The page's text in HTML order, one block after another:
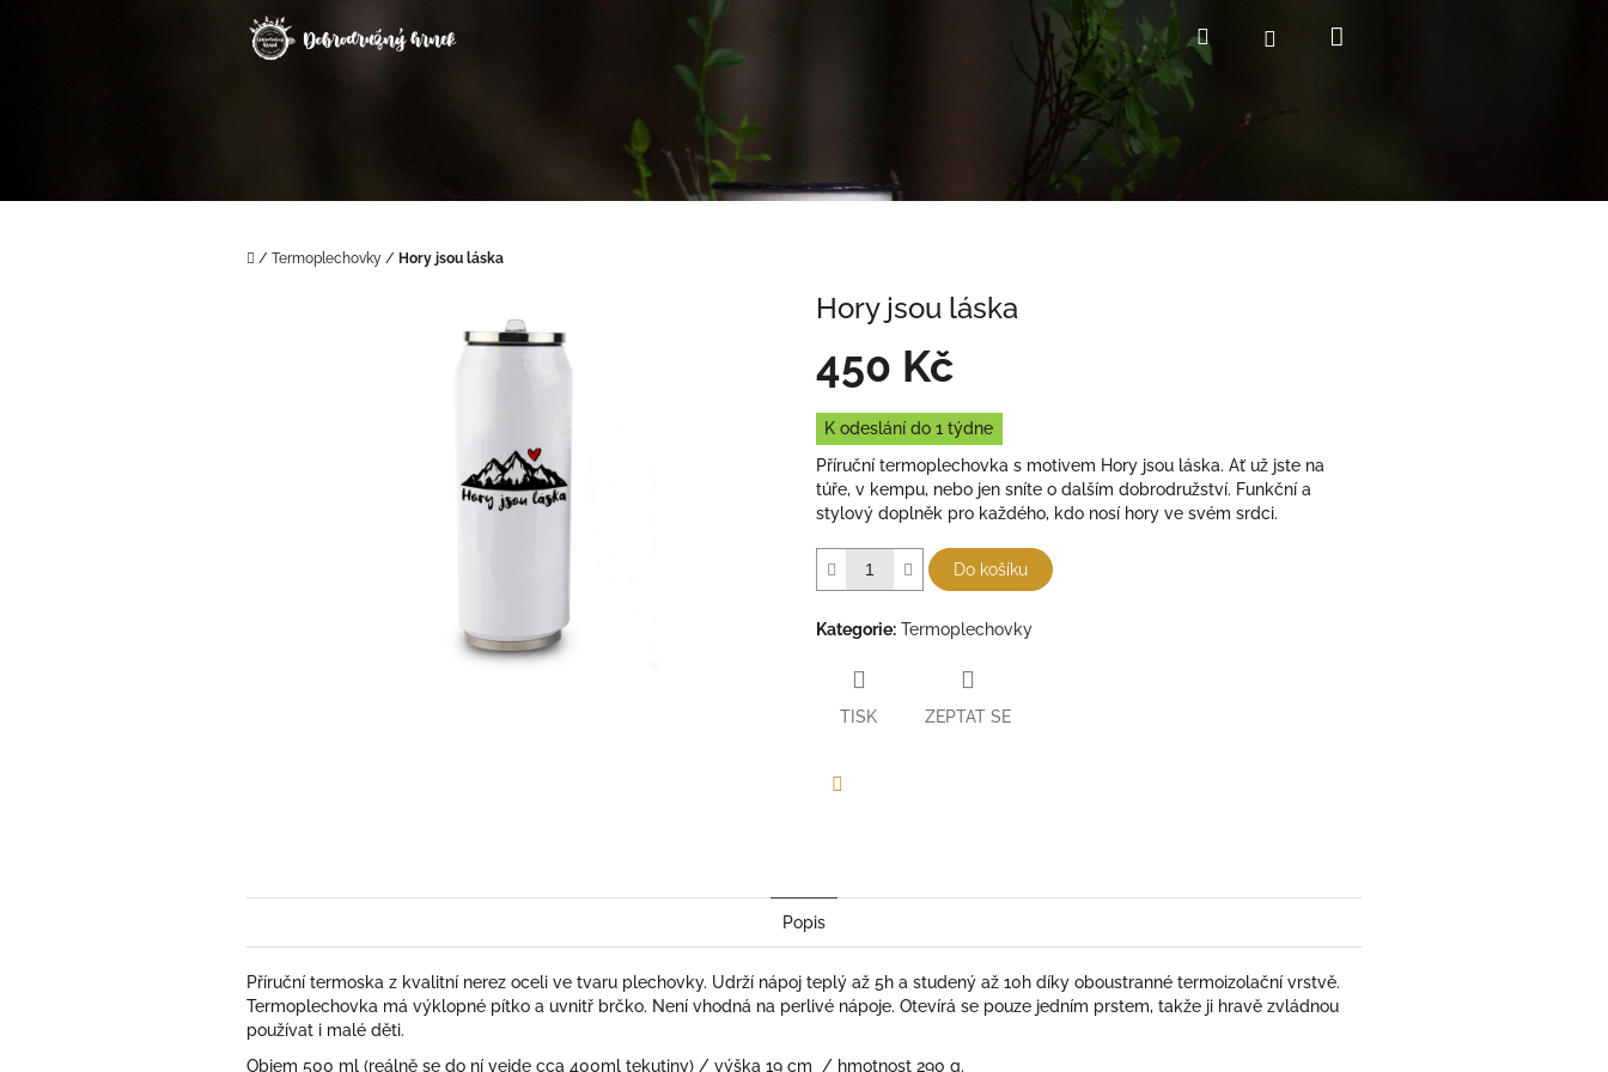
HledatPřihlášení
Domů
/ Termoplechovky / Hory jsou láska
Hory jsou láska
450 Kč
Měrná
cena:
K odeslání do 1 týdne
Příruční termoplechovka s motivem Hory jsou láska. Ať už jste na
túře, v kempu, nebo jen sníte o dalším dobrodružství. Funkční a
stylový doplněk pro každého, kdo nosí hory ve svém srdci.
Do košíku
Kategorie: Termoplechovky
TISK ZEPTAT SE
Popis
Příruční termoska z kvalitní nerez oceli ve tvaru plechovky. Udrží nápoj teplý až 5h a studený až 10h díky oboustranné termoizolační vrstvě.
Termoplechovka má výklopné pítko a uvnitř brčko. Není vhodná na perlivé nápoje. Otevírá se pouze jedním prstem, takže ji hravě zvládnou
používat i malé děti.
Objem 500 ml (reálně se do ní vejde cca 400ml tekutiny) / výška 19 cm / hmotnost 290 g.